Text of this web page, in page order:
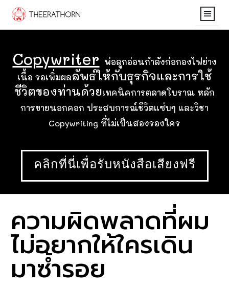
THE OHMPIANG
Contact
Copywriter พ่อลูกอ่อนกำลังก่อกองไฟย่าง
เนื้อ รอเพิ่มผลลัพธ์ให้กับธุรกิจและการใช้
ชีวิตของท่านด้วยเทคนิคการตลาดโบราณ หลัก
การขายนอกคอก ประสบการณ์ชีวิตแซ่บๆ และวิชา
Copywriting ที่ไม่เป็นสองรองใคร
คลิกที่นี่เพื่อรับหนังสือเสียงฟรี
ความผิดพลาดที่ผม
ไม่อยากให้ใครเดิน
มาซ้ำรอย